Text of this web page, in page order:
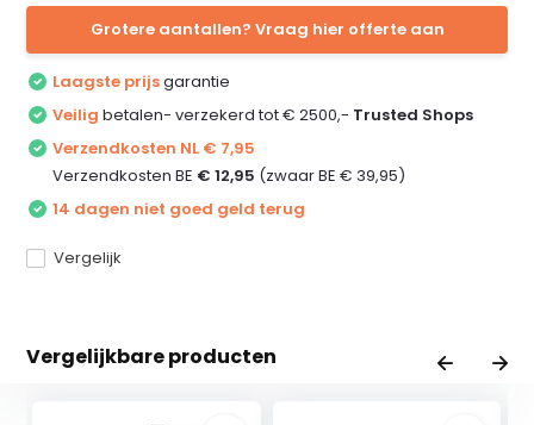
Grotere aantallen? Vraag hier offerte aan
Laagste prijsgarantie
Veilig betalen- verzekerd tot € 2500,- Trusted Shops
Verzendkosten NL € 7,95
Verzendkosten BE € 12,95 (zwaar BE € 39,95)
14 dagen niet goed geld terug
Vergelijk
Vergelijkbare producten